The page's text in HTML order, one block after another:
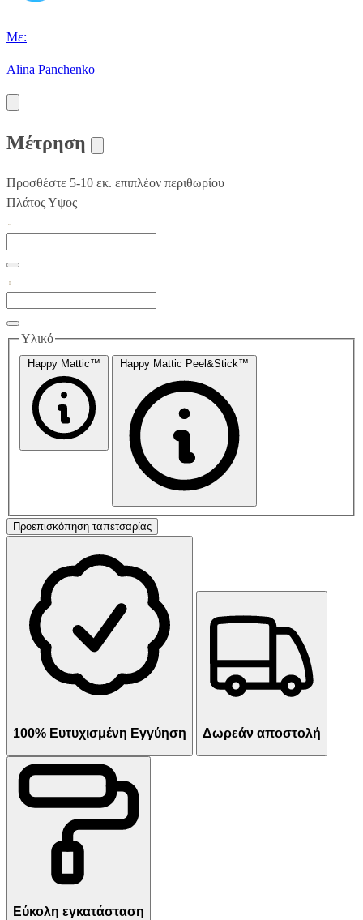
Με:
Alina Panchenko
Μέτρηση
Προσθέστε 5-10 εκ. επιπλέον περιθωρίου
ΠλάτοςΥψος
Υλικό
Happy Mattic™ Happy Mattic Peel&Stick™
Προεπισκόπηση ταπετσαρίας
100% Ευτυχισμένη Εγγύηση Δωρεάν αποστολή
Εύκολη εγκατάσταση